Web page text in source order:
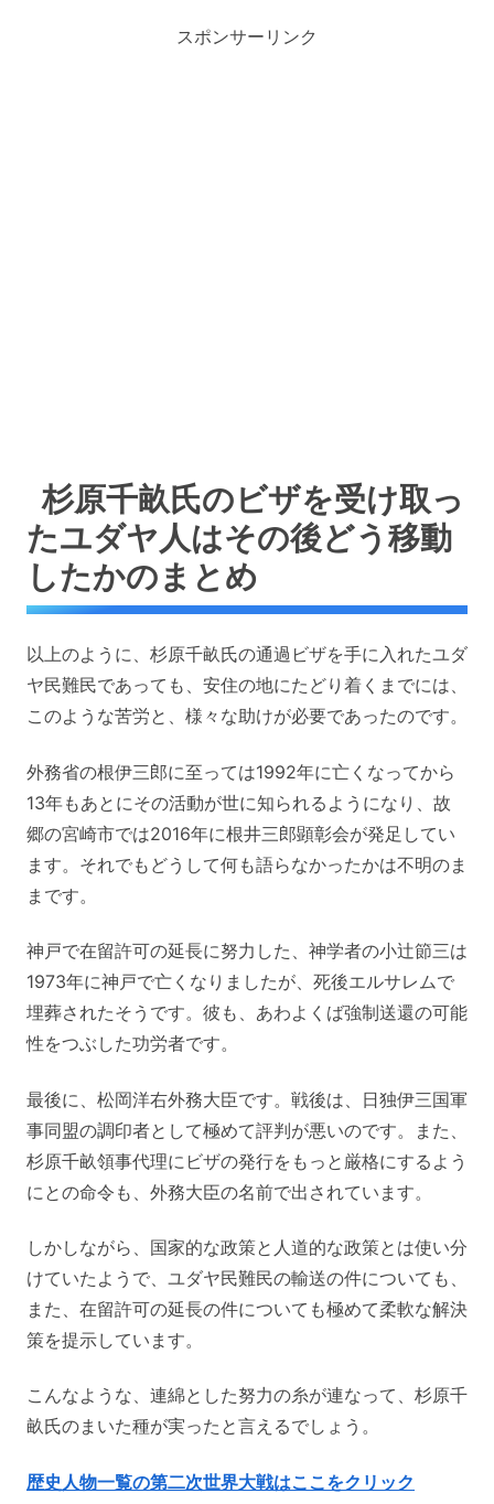
スポンサーリンク
杉原千畝氏のビザを受け取っ
たユダヤ人はその後どう移動
したかのまとめ
以上のように、杉原千畝氏の通過ビザを手に入れたユダ
ヤ民難民であっても、安住の地にたどり着くまでには、
このような苦労と、様々な助けが必要であったのです。
外務省の根伊三郎に至っては1992年に亡くなってから
13年もあとにその活動が世に知られるようになり、故
郷の宮崎市では2016年に根井三郎顕彰会が発足してい
ます。それでもどうして何も語らなかったかは不明のま
まです。
神戸で在留許可の延長に努力した、神学者の小辻節三は
1973年に神戸で亡くなりましたが、死後エルサレムで
埋葬されたそうです。彼も、あわよくば強制送還の可能
性をつぶした功労者です。
最後に、松岡洋右外務大臣です。戦後は、日独伊三国軍
事同盟の調印者として極めて評判が悪いのです。また、
杉原千畝領事代理にビザの発行をもっと厳格にするよう
にとの命令も、外務大臣の名前で出されています。
しかしながら、国家的な政策と人道的な政策とは使い分
けていたようで、ユダヤ民難民の輸送の件についても、
また、在留許可の延長の件についても極めて柔軟な解決
策を提示しています。
こんなような、連綿とした努力の糸が連なって、杉原千
畝氏のまいた種が実ったと言えるでしょう。
歴史人物一覧の第二次世界大戦はここをクリック